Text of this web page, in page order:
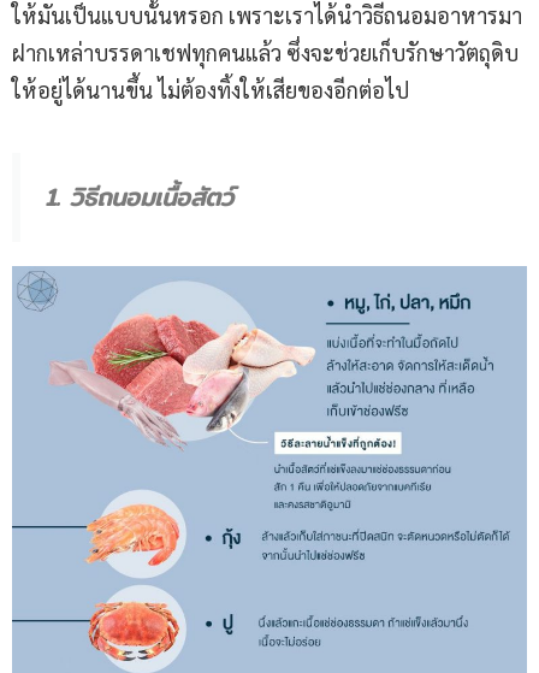
ให้มันเป็นแบบนั้นหรอก เพราะเราได้นำวิธีถนอมอาหารมา
ฝากเหล่าบรรดาเชฟทุกคนแล้ว ซึ่งจะช่วยเก็บรักษาวัตถุดิบ
ให้อยู่ได้นานขึ้น ไม่ต้องทิ้งให้เสียของอีกต่อไป
1. วิธีถนอมเนื้อสัตว์